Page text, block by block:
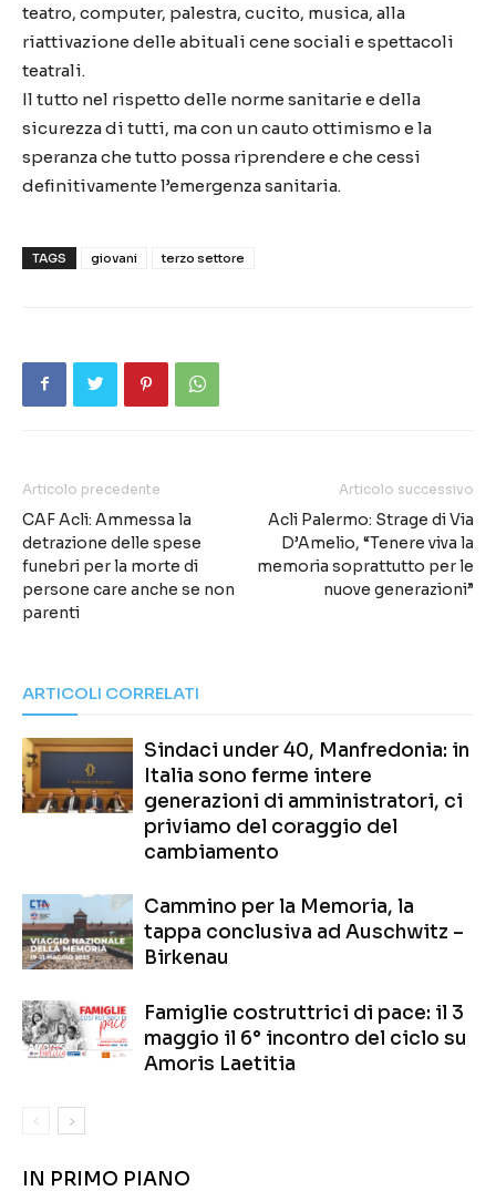
teatro, computer, palestra, cucito, musica, alla
riattivazione delle abituali cene sociali e spettacoli
teatrali.
Il tutto nel rispetto delle norme sanitarie e della
sicurezza di tutti, ma con un cauto ottimismo e la
speranza che tutto possa riprendere e che cessi
definitivamente l’emergenza sanitaria.
TAGS giovani terzo settore
Articolo precedente
CAF Acli: Ammessa la
detrazione delle spese
funebri per la morte di
persone care anche se non
parenti
Articolo successivo
Acli Palermo: Strage di Via
D’Amelio, “Tenere viva la
memoria soprattutto per le
nuove generazioni”
ARTICOLI CORRELATI
Sindaci under 40, Manfredonia: in
Italia sono ferme intere
generazioni di amministratori, ci
priviamo del coraggio del
cambiamento
Cammino per la Memoria, la
tappa conclusiva ad Auschwitz –
Birkenau
Famiglie costruttrici di pace: il 3
maggio il 6° incontro del ciclo su
Amoris Laetitia
IN PRIMO PIANO